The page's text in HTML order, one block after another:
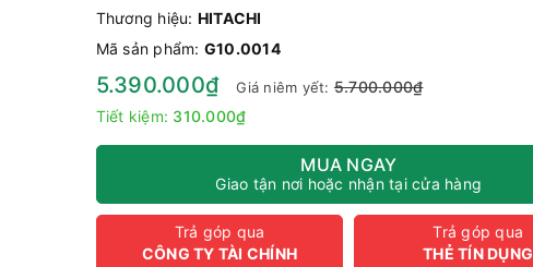
Thương hiệu: HITACHI
Mã sản phẩm: G10.0014
5.390.000₫ Giá niêm yết: 5.700.000₫
Tiết kiệm: 310.000₫
MUA NGAY
Giao tận nơi hoặc nhận tại cửa hàng
Trả góp qua
CÔNG TY TÀI CHÍNH
Trả góp qua
THẺ TÍN DỤNG